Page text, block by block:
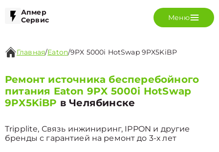
Апмер
Сервис
Меню
Главная/Eaton/9PX 5000i HotSwap 9PX5KiBP
Ремонт источника бесперебойного
питания Eaton 9PX 5000i HotSwap
9PX5KiBP в Челябинске
Tripplite, Связь инжиниринг, IPPON и другие
бренды с гарантией на ремонт до 3-х лет